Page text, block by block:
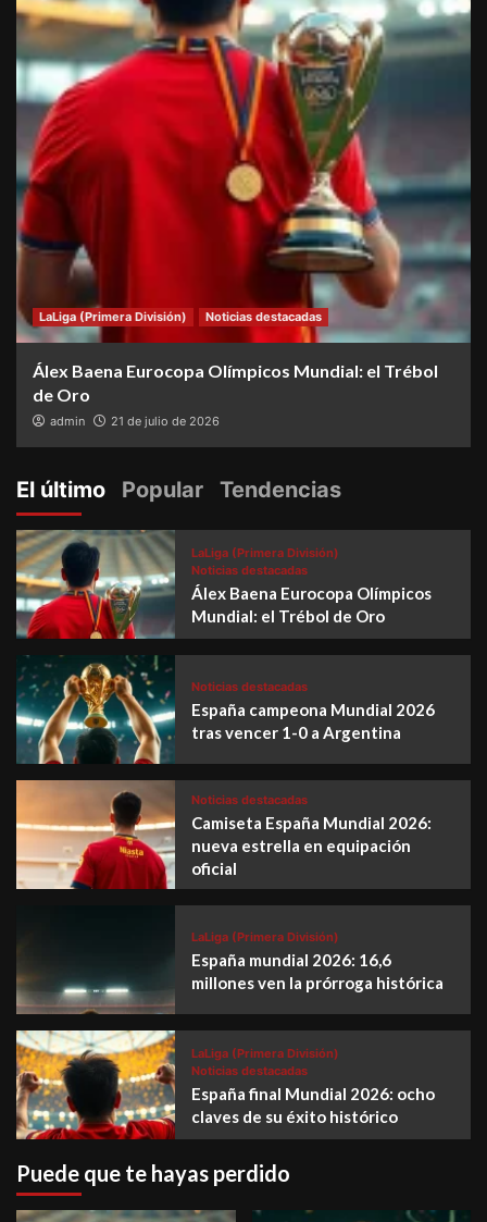
LaLiga (Primera División) Noticias destacadas
Álex Baena Eurocopa Olímpicos Mundial: el Trébol
de Oro
admin 21 de julio de 2026
El último Popular Tendencias
LaLiga (Primera División)
Noticias destacadas
Álex Baena Eurocopa Olímpicos
Mundial: el Trébol de Oro
Noticias destacadas
España campeona Mundial 2026
tras vencer 1-0 a Argentina
Noticias destacadas
Camiseta España Mundial 2026:
nueva estrella en equipación
oficial
LaLiga (Primera División)
España mundial 2026: 16,6
millones ven la prórroga histórica
LaLiga (Primera División)
Noticias destacadas
España final Mundial 2026: ocho
claves de su éxito histórico
Puede que te hayas perdido